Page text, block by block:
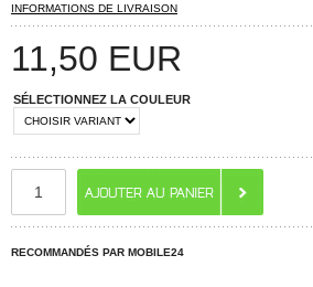
INFORMATIONS DE LIVRAISON
11,50 EUR
SÉLECTIONNEZ LA COULEUR
RECOMMANDÉS PAR MOBILE24